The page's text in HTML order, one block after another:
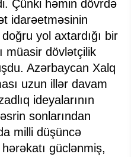
Çünki həmin dövrdə
idarəetməsinin
yol axtardığı bir
müasir dövlətçilik
Azərbaycan Xalq
uzun illər davam
ideyalarının
sonlarından
milli düşüncə
güclənmiş,